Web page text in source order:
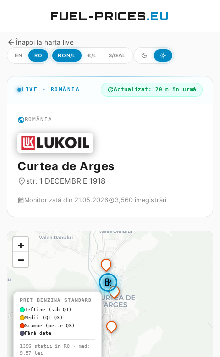
FUEL-PRICES.EU
arrow_backÎnapoi la harta live
EN RO RON/L €/L $/GAL dark_mode light_mode
LIVE · ROMÂNIA updateActualizat: 20 m în urmă
publicROMÂNIA
Curtea de Arges
place str. 1 DECEMBRIE 1918
calendar_monthMonitorizată din 21.05.2026history3,560 înregistrări
local_gas_station
+
−
PREȚ BENZINA STANDARD
Ieftine (sub Q1)
Medii (Q1–Q3)
Scumpe (peste Q3)
Fără date
1396 stații în RO · med:
9.57 lei